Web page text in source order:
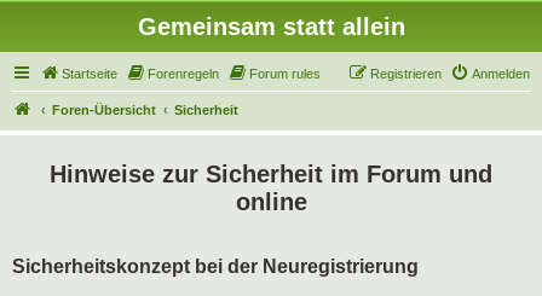
Gemeinsam statt allein
Startseite Forenregeln Forum rules Anmelden
Registrieren
Foren-Übersicht Sicherheit
Hinweise zur Sicherheit im Forum und
online
Sicherheitskonzept bei der Neuregistrierung